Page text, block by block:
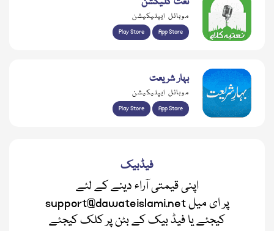
موبائل ایپلیکیشن
Play Store App Store
بہار شریعت
موبائل ایپلیکیشن
Play Store App Store
فیڈبیک
اپنی قیمتی آراء دینے کے لئے
support@dawateislami.net پر ای میل
کیجئے یا فیڈ بیک کے بٹن پر کلک کیجئے